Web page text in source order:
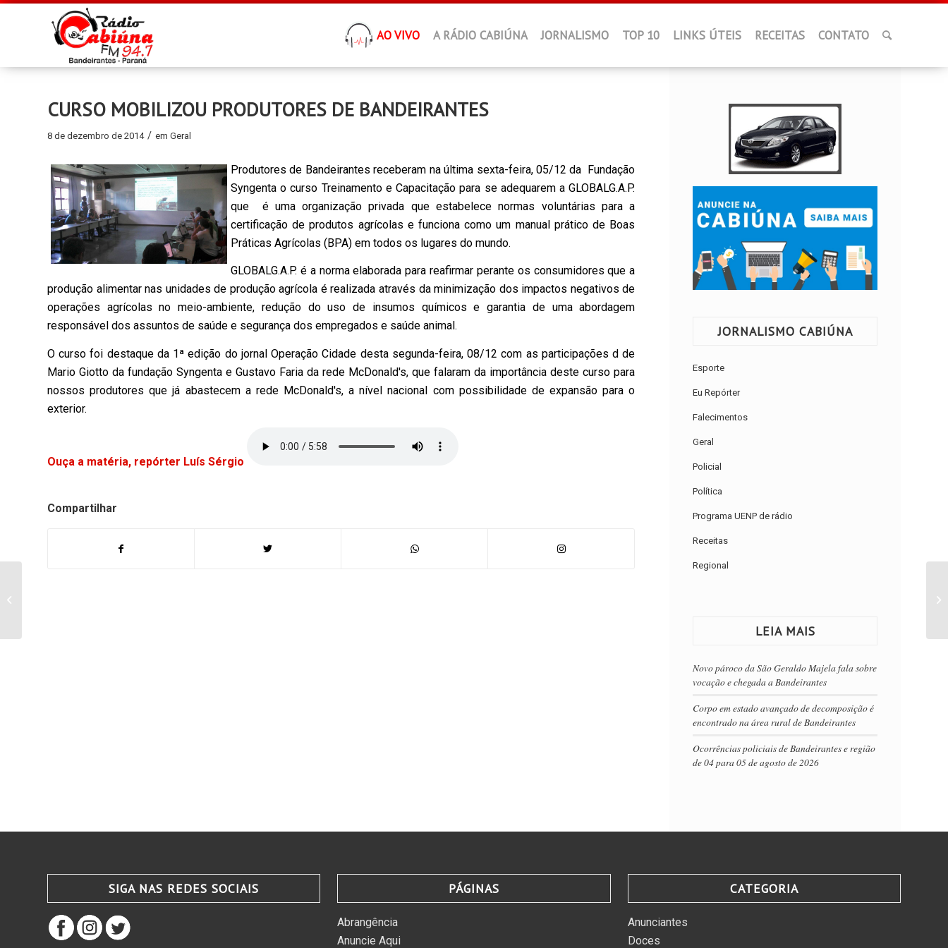
AO VIVO A RÁDIO CABIÚNA JORNALISMO TOP 10 LINKS ÚTEIS RECEITAS CONTATO
CURSO MOBILIZOU PRODUTORES DE BANDEIRANTES
8 de dezembro de 2014 / em Geral
Produtores de Bandeirantes receberam na última sexta-feira, 05/12 da Fundação
Syngenta o curso Treinamento e Capacitação para se adequarem a GLOBALG.A.P.
que é uma organização privada que estabelece normas voluntárias para a
certificação de produtos agrícolas e funciona como um manual prático de Boas
Práticas Agrícolas (BPA) em todos os lugares do mundo.
GLOBALG.A.P. é a norma elaborada para reafirmar perante os consumidores que a
produção alimentar nas unidades de produção agrícola é realizada através da minimização dos impactos negativos de
operações agrícolas no meio-ambiente, redução do uso de insumos químicos e garantia de uma abordagem
responsável dos assuntos de saúde e segurança dos empregados e saúde animal.
O curso foi destaque da 1ª edição do jornal Operação Cidade desta segunda-feira, 08/12 com as participações d de
Mario Giotto da fundação Syngenta e Gustavo Faria da rede McDonald's, que falaram da importância deste curso para
nossos produtores que já abastecem a rede McDonald's, a nível nacional com possibilidade de expansão para o
exterior.
Ouça a matéria, repórter Luís Sérgio
Compartilhar
JORNALISMO CABIÚNA
Esporte
Eu Repórter
Falecimentos
Geral
Policial
Política
Programa UENP de rádio
Receitas
Regional
LEIA MAIS
Novo pároco da São Geraldo Majela fala sobre
vocação e chegada a Bandeirantes
Corpo em estado avançado de decomposição é
encontrado na área rural de Bandeirantes
Ocorrências policiais de Bandeirantes e região
de 04 para 05 de agosto de 2026
SIGA NAS REDES SOCIAIS PÁGINAS
Abrangência
Anuncie Aqui
CATEGORIA
Anunciantes
Doces